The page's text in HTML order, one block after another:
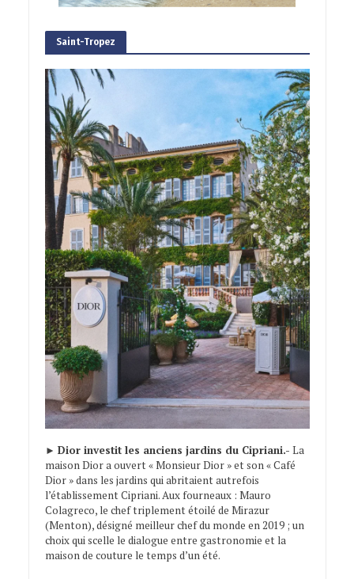
Saint-Tropez
► Dior investit les anciens jardins du Cipriani.- La
maison Dior a ouvert « Monsieur Dior » et son « Café
Dior » dans les jardins qui abritaient autrefois
l’établissement Cipriani. Aux fourneaux : Mauro
Colagreco, le chef triplement étoilé de Mirazur
(Menton), désigné meilleur chef du monde en 2019 ; un
choix qui scelle le dialogue entre gastronomie et la
maison de couture le temps d’un été.